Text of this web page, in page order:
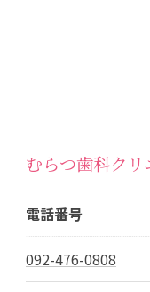
むらつ歯科クリ
電話番号
092-476-0808